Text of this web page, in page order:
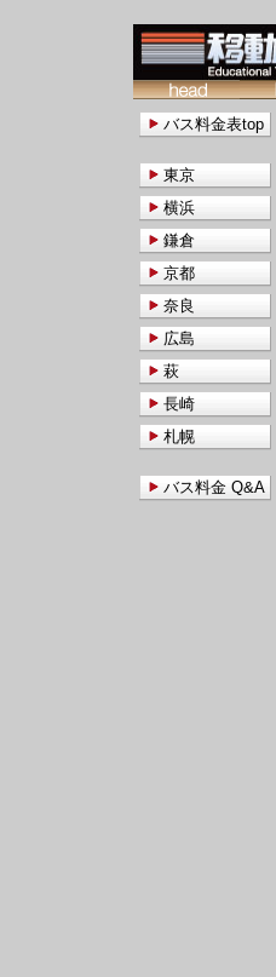
バス料金表top
東京
横浜
鎌倉
京都
奈良
広島
萩
長崎
札幌
バス料金 Q&A